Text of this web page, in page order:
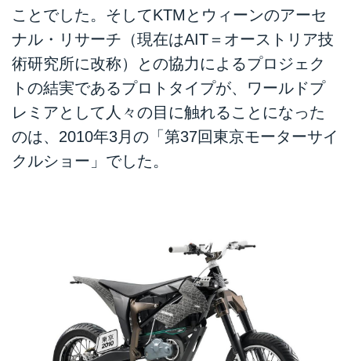
ことでした。そしてKTMとウィーンのアーセ
ナル・リサーチ（現在はAIT＝オーストリア技
術研究所に改称）との協力によるプロジェク
トの結実であるプロトタイプが、ワールドプ
レミアとして人々の目に触れることになった
のは、2010年3月の「第37回東京モーターサイ
クルショー」でした。